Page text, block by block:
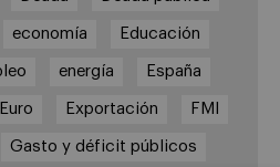
economía Educación
energía España
Euro Exportación FMI
Gasto y déficit públicos